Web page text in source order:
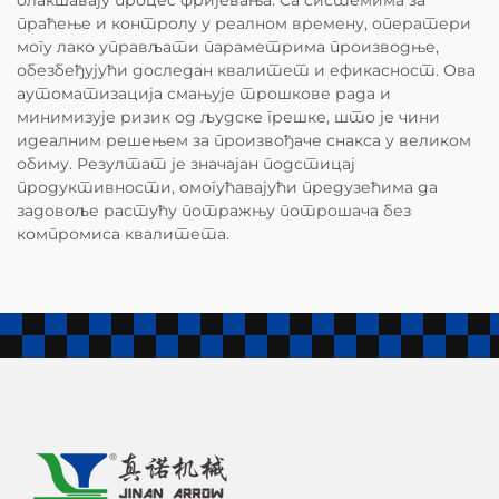
праћење и контролу у реалном времену, оператери
могу лако управљати параметрима производње,
обезбеђујући доследан квалитет и ефикасност. Ова
аутоматизација смањује трошкове рада и
минимизује ризик од људске грешке, што је чини
идеалним решењем за произвођаче снакса у великом
обиму. Резултат је значајан подстицај
продуктивности, омогућавајући предузећима да
задовоље растућу потражњу потрошача без
компромиса квалитета.